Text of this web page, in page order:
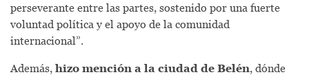
perseverante entre las partes, sostenido por una fuerte
voluntad política y el apoyo de la comunidad
internacional”.
Además, hizo mención a la ciudad de Belén, dónde